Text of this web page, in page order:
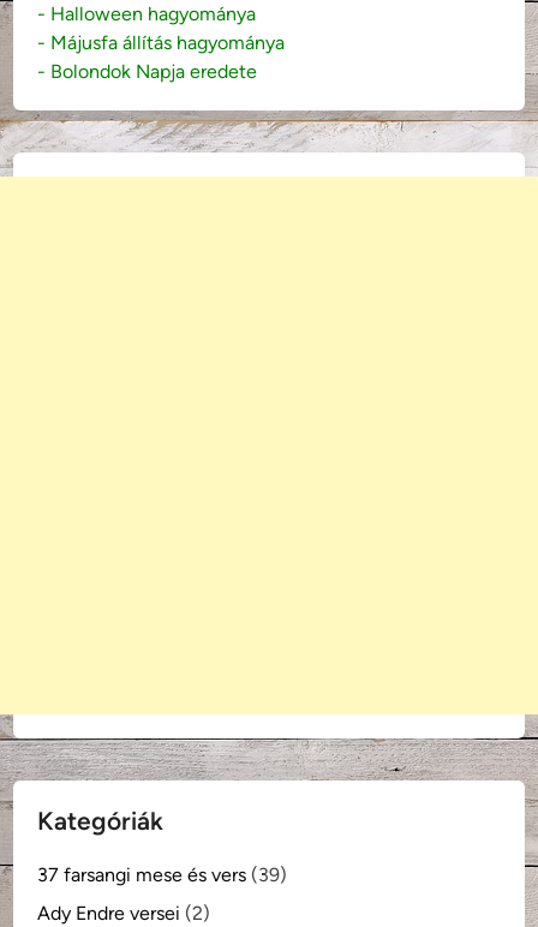
- Halloween hagyománya
- Májusfa állítás hagyománya
- Bolondok Napja eredete
Kategóriák
37 farsangi mese és vers (39)
Ady Endre versei (2)